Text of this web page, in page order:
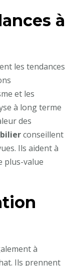
à
les tendances
et les
à long terme
des
conseillent
Ils aident à
plus-value
à
Ils prennent